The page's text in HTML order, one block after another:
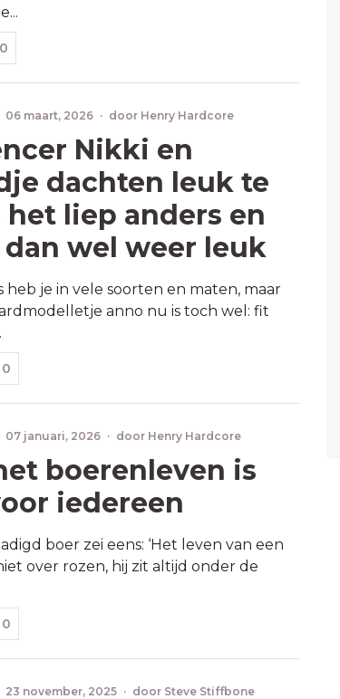
0
06 maart, 2026 · door Henry Hardcore
Nikki en
dachten leuk te
het liep anders en
wel weer leuk
heb je in vele soorten en maten, maar
anno nu is toch wel: fit
0
07 januari, 2026 · door Henry Hardcore
boerenleven is
iedereen
boer zei eens: ‘Het leven van een
over rozen, hij zit altijd onder de
0
23 november, 2025 · door Steve Stiffbone